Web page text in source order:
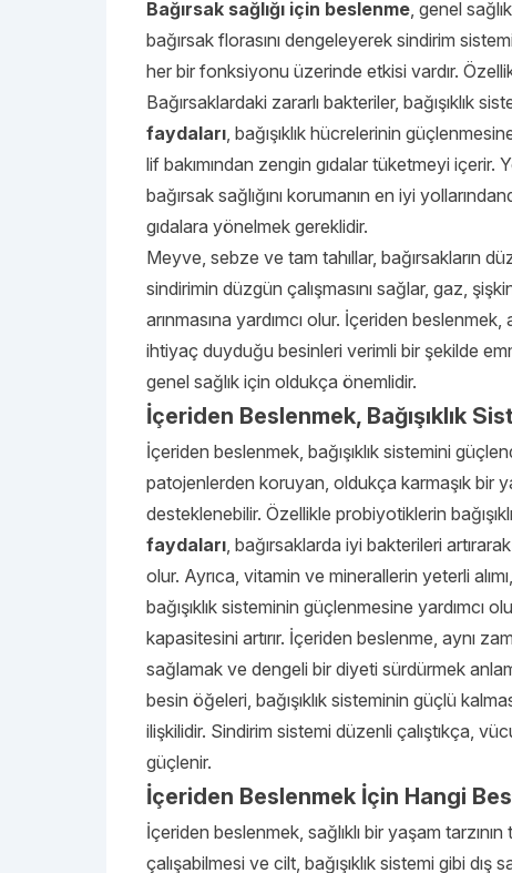
Bağırsak sağlığı için beslenme, genel
bağırsak florasını dengeleyerek sindirim
her bir fonksiyonu üzerinde etkisi vardır.
Bağırsaklardaki zararlı bakteriler, bağışıklık
faydaları, bağışıklık hücrelerinin
lif bakımından zengin gıdalar tüketmeyi içerir.
bağırsak sağlığını korumanın en iyi
gıdalara yönelmek gereklidir.
Meyve, sebze ve tam tahıllar, bağırsakların
sindirimin düzgün çalışmasını sağlar, gaz,
arınmasına yardımcı olur. İçeriden
ihtiyaç duyduğu besinleri verimli bir şekilde
genel sağlık için oldukça önemlidir.
İçeriden Beslenmek, Bağışıklık
İçeriden beslenmek, bağışıklık sistemini
patojenlerden koruyan, oldukça karmaşık bir
desteklenebilir. Özellikle probiyotiklerin
faydaları, bağırsaklarda iyi bakterileri
olur. Ayrıca, vitamin ve minerallerin yeterli
bağışıklık sisteminin güçlenmesine
kapasitesini artırır. İçeriden beslenme, aynı
sağlamak ve dengeli bir diyeti sürdürmek
besin öğeleri, bağışıklık sisteminin güçlü
ilişkilidir. Sindirim sistemi düzenli çalıştıkça,
güçlenir.
İçeriden Beslenmek İçin Hangi
İçeriden beslenmek, sağlıklı bir yaşam
çalışabilmesi ve cilt, bağışıklık sistemi gibi